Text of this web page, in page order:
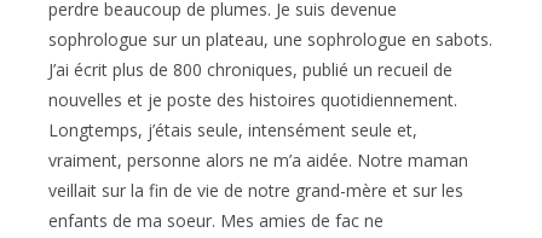
perdre beaucoup de plumes. Je suis devenue
sophrologue sur un plateau, une sophrologue en sabots.
J’ai écrit plus de 800 chroniques, publié un recueil de
nouvelles et je poste des histoires quotidiennement.
Longtemps, j’étais seule, intensément seule et,
vraiment, personne alors ne m’a aidée. Notre maman
veillait sur la fin de vie de notre grand-mère et sur les
enfants de ma soeur. Mes amies de fac ne